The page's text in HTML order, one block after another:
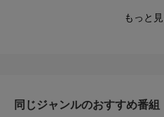
もっと
同じジャンルのおすすめ番組